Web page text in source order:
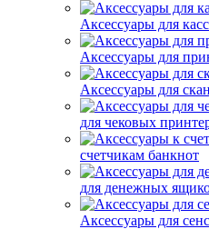
Аксессуары для
Аксессуары для
Аксессуары для
для чековых
счетчикам банкнот
для денежных
Аксессуары для